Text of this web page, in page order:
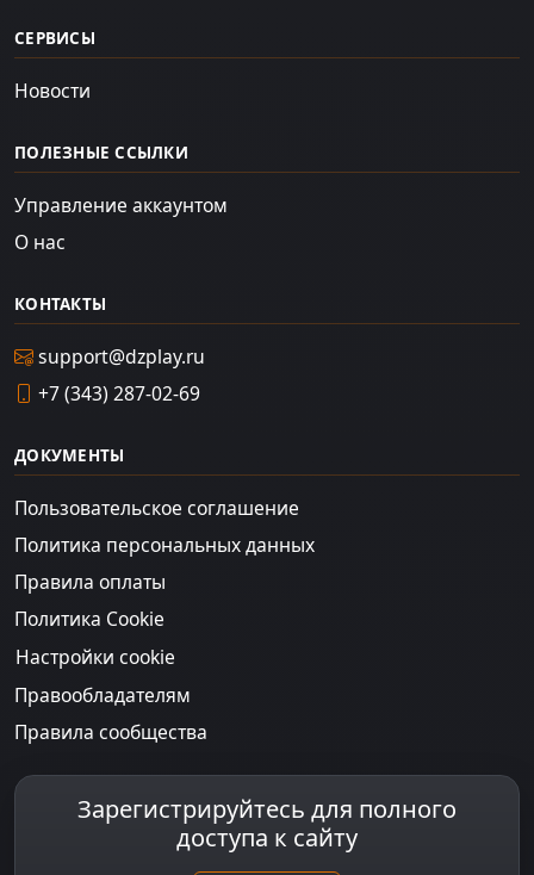
СЕРВИСЫ
Новости
ПОЛЕЗНЫЕ ССЫЛКИ
Управление аккаунтом
О нас
КОНТАКТЫ
support@dzplay.ru
+7 (343) 287-02-69
ДОКУМЕНТЫ
Пользовательское соглашение
Политика персональных данных
Правила оплаты
Политика Cookie
Настройки cookie
Правообладателям
Правила сообщества
Зарегистрируйтесь для полного
доступа к сайту